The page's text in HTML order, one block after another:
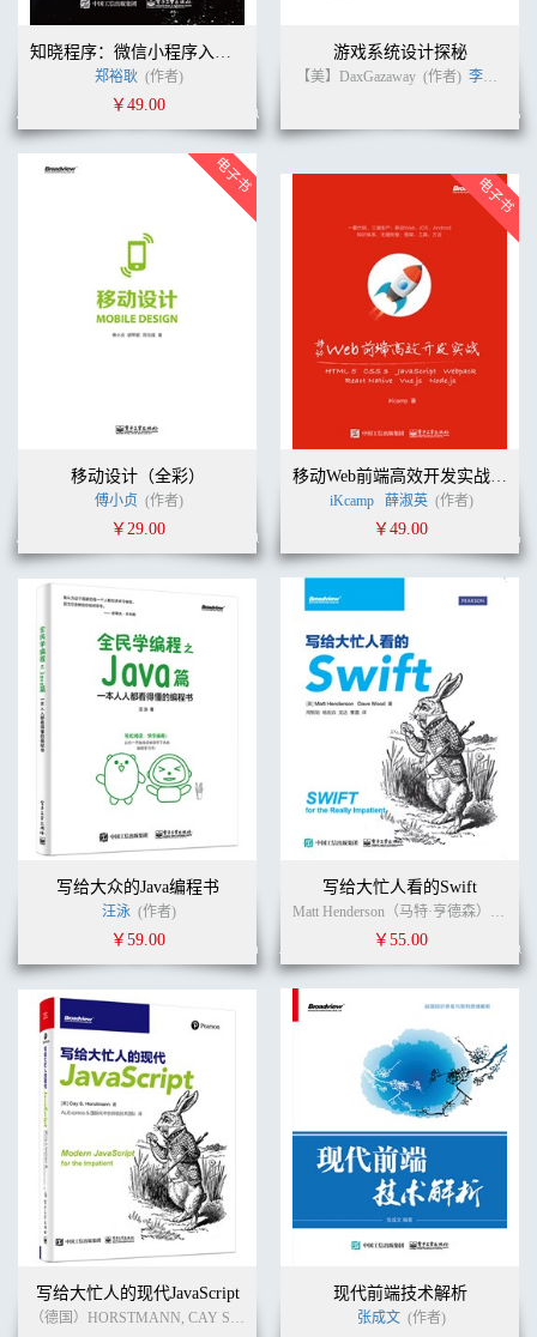
知晓程序：微信小程序入门指南
郑裕耿 (作者)
￥49.00
游戏系统设计探秘
【美】DaxGazaway (作者) 李天颀
移动设计（全彩）
傅小贞 (作者)
￥29.00
移动Web前端高效开发实战：HTML 5 + CSS 3 + JavaScript + Webpack + React Native + Vue.js + Node.js
iKcamp 薛淑英 (作者)
￥49.00
写给大众的Java编程书
汪泳 (作者)
￥59.00
写给大忙人看的Swift
Matt Henderson（马特·亨德森）,Dave Wood（戴夫·伍德） (作者)
￥55.00
写给大忙人的现代JavaScript
（德国）HORSTMANN, CAY S. (作者) 浙江阿里巴巴聚橙技术发展有限公司
现代前端技术解析
张成文 (作者)